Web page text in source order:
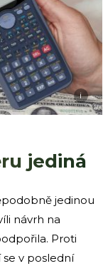
i
jediná
jedinou
návrh na
Proti
v poslední